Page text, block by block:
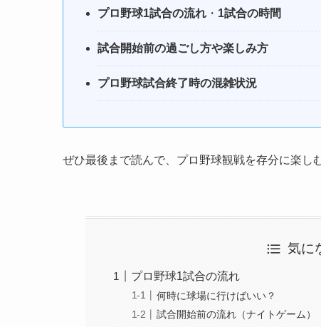
プロ野球1試合の流れ ・ 1試合の時間
試合開始前の過ごし方や楽しみ方
プロ野球試合終了時の混雑状況
ぜひ最後まで読んで、プロ野球観戦を存分に楽し
気に
プロ野球1試合の流れ
何時に球場に行けばいい？
試合開始前の流れ（ナイトゲーム）